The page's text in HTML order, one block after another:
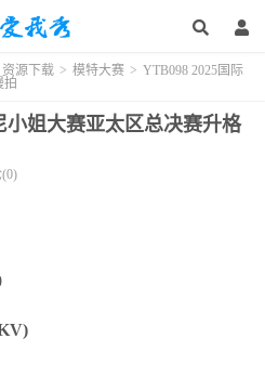
资源下载 > 模特大赛 > YTB098 2025国际
拍
小姐大赛亚太区总决赛升格